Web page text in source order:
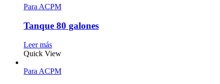
Para ACPM
Tanque 80 galones
Leer más
Quick View
Para ACPM